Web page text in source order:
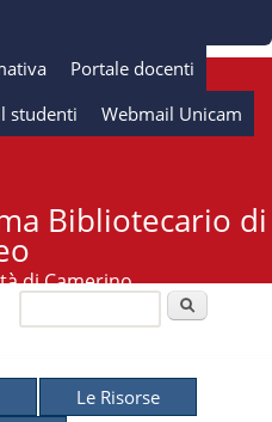
Portale docenti
studenti
Webmail Unicam
Bibliotecario di
di Camerino
Form di ricerca
Le Risorse